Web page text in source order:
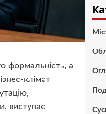
формальність, а
клімат
виступає